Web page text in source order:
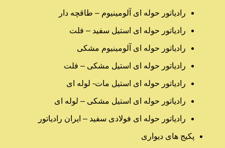
رادیاتور حوله ای آلومینیوم – طاقچه دار
رادیاتور حوله ای استیل سفید – فلت
رادیاتور حوله ای آلومینیوم مشکی
رادیاتور حوله ای استیل مشکی – فلت
رادیاتور حوله ای استیل مات- لوله ای
رادیاتور حوله ای استیل مشکی – لوله ای
رادیاتور حوله ای فولادی سفید – ایران رادیاتور
پکیج های دیواری